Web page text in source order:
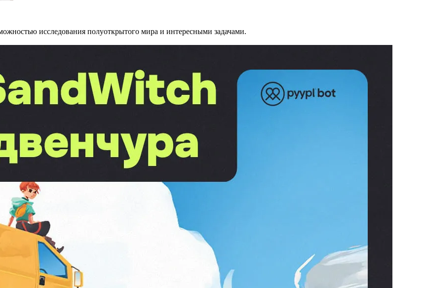
исследования полуоткрытого мира и интересными задачами.